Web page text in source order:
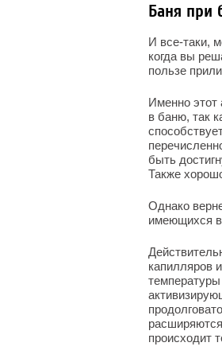
Баня при
И все-таки,
когда вы
пользе
Именно этот
в баню, так
быть
Также
Однако
имеющихся в
капилляров
происходит